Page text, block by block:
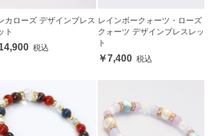
カローズ デザインブレス
ト
レインボークォーツ・ローズ
クォーツ デザインブレスレッ
ト
7,400